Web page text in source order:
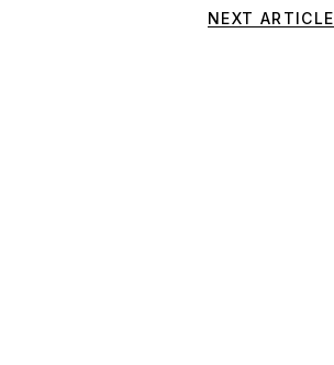
NEXT ARTICLE